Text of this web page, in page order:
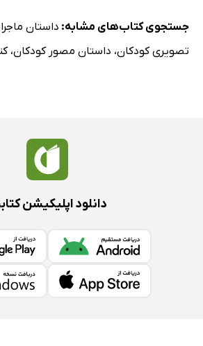
جستجوی کتاب‌های مشابه: داستان
تصویری کودکان، داستان مصور کودکان،
دانلود اپلیکیشن